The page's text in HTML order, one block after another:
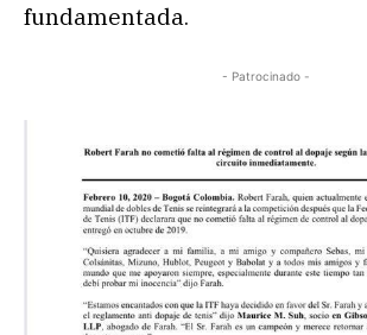
fundamentada.
- Patrocinado -